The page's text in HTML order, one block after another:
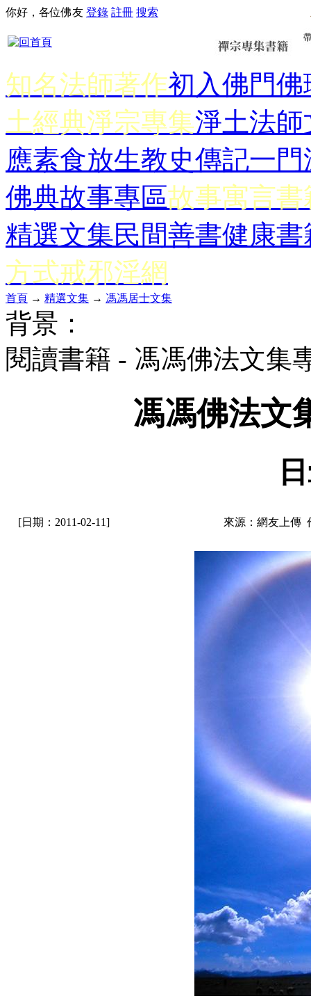
你好，各位佛友 登錄 註冊 搜索
知名法師著作初入佛門佛
土經典淨宗專集淨土法師
應素食放生教史傳記一門
佛典故事專區故事寓言書
精選文集民間善書健康書
方式戒邪淫網
首頁 → 精選文集 → 馮馮居士文集
背景：
閱讀書籍 - 馮馮佛法文
馮馮佛法
[日期：2011-02-11] 來源：網友上傳